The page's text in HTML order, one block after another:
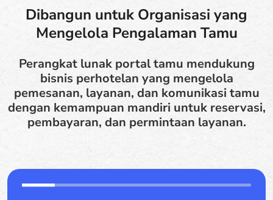
Dibangun untuk Organisasi yang
Mengelola Pengalaman Tamu
Perangkat lunak portal tamu mendukung
bisnis perhotelan yang mengelola
pemesanan, layanan, dan komunikasi tamu
dengan kemampuan mandiri untuk reservasi,
pembayaran, dan permintaan layanan.